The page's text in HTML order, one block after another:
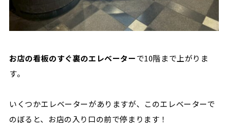
お店の看板のすぐ裏のエレベーターで10階まで上がりま
す。
いくつかエレベーターがありますが、このエレベーターで
のぼると、お店の入り口の前で停まります！